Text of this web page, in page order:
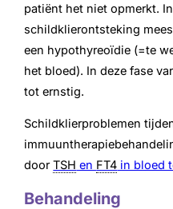
patiënt het niet opmerkt.
schildklierontsteking
een hypothyreoïdie (=te
het bloed). In deze fase
tot ernstig.
Schildklierproblemen
doorTSH en FT4 in bloed
Behandeling